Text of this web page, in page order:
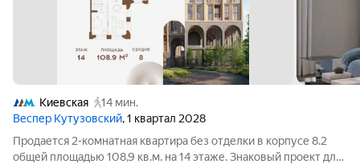
Киевская
14 мин.
Веспер Кутузовский, 1 квартал 2028
Продается 2-комнатная квартира без отделки в корпусе 8.2
общей площадью 108,9 кв.м. на 14 этаже. Знаковый проект для